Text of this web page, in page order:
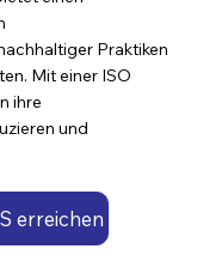
Praktiken
Mit einer ISO
ihre
und
erreichen